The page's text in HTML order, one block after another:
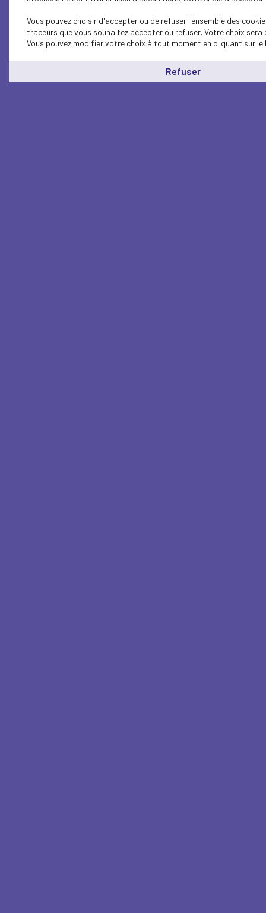
Vous pouvez choisir d'accepter ou de refuser l'ensemble des
traceurs que vous souhaitez accepter ou refuser. Votre choix
Vous pouvez modifier votre choix à tout moment en cliquant sur le
Refuser